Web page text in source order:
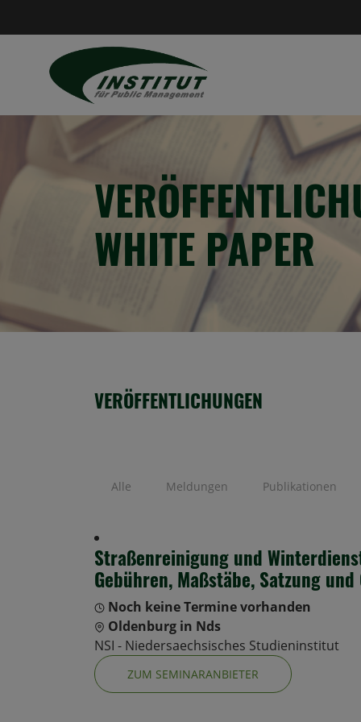
WHITE PAPER
VERÖFFENTLICHUNGEN
Alle Meldungen Publikationen
Straßenreinigung und
Gebühren, Maßstäbe, Satzung
Noch keine Termine vorhanden
Oldenburg in Nds
NSI - Niedersaechsisches Studieninstitut
ZUM SEMINARANBIETER